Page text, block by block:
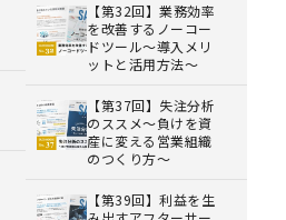
【第32回】業務効率
を改善するノーコー
ドツール～導入メリ
ットと活用方法～
【第37回】失注分析
のススメ～負けを資
産に変える営業組織
のつくり方～
【第39回】利益を生